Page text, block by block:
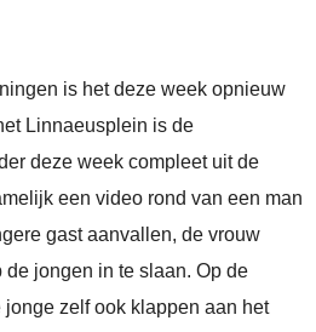
is het deze week opnieuw
Linnaeusplein is de
deze week compleet uit de
een video rond van een man
gast aanvallen, de vrouw
de jongen in te slaan. Op de
zelf ook klappen aan het